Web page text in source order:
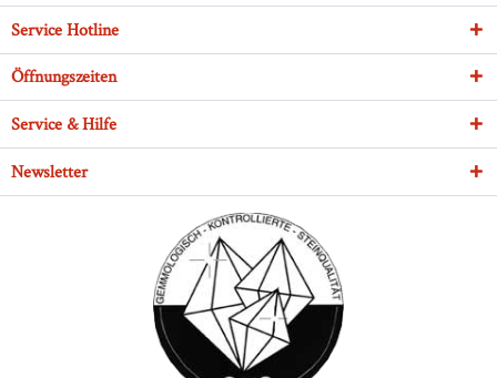
Service Hotline
Öffnungszeiten
Service & Hilfe
Newsletter